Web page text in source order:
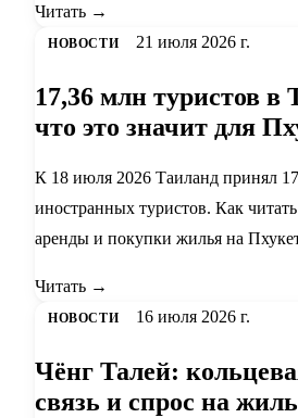
Читать →
НОВОСТИ 21 июля 2026 г.
17,36 млн туристов в
что это значит для
К 18 июля 2026 Таиланд принял
иностранных туристов. Как
аренды и покупки жилья на
Читать →
НОВОСТИ 16 июля 2026 г.
Чёнг Талей:
связь и спрос на